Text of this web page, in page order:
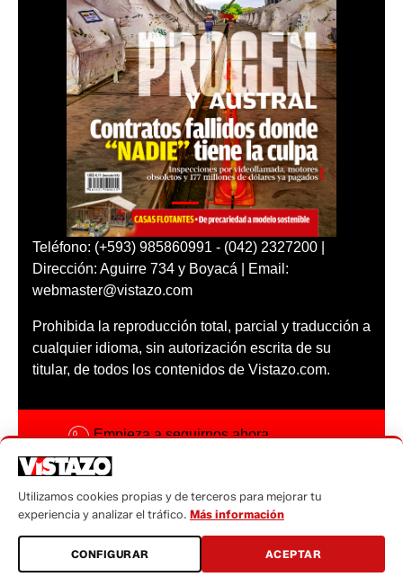
Teléfono: (+593) 985860991 - (042) 2327200 |
Dirección: Aguirre 734 y Boyacá | Email:
webmaster@vistazo.com
Prohibida la reproducción total, parcial y traducción a
cualquier idioma, sin autorización escrita de su
titular, de todos los contenidos de Vistazo.com.
Empieza a seguirnos ahora
Código ética
Sugerencias a:
sugerencias@vistazo.com
Utilizamos cookies propias y de terceros para mejorar tu
experiencia y analizar el tráfico. Más información
CONFIGURAR ACEPTAR